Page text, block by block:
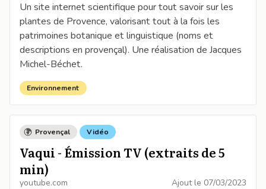
Un site internet scientifique pour tout savoir sur les
plantes de Provence, valorisant tout à la fois les
patrimoines botanique et linguistique (noms et
descriptions en provençal). Une réalisation de Jacques
Michel-Béchet.
Environnement
Provençal Vidéo
Vaqui - Émission TV (extraits de 5
min)
youtube.com Ajout le 07/03/2023